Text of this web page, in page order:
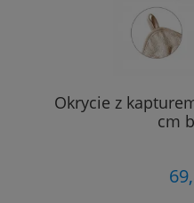
Okrycie z
cm